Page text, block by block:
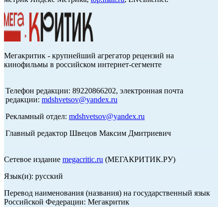
Мегакритик - крупнейший агрегатор рецензий на
кинофильмы в российском интернет-сегменте
Телефон редакции: 89220866202, электронная почта
редакции: mdshvetsov@yandex.ru
Рекламный отдел: mdshvetsov@yandex.ru
Главный редактор Швецов Максим Дмитриевич
Сетевое издание megacritic.ru (МЕГАКРИТИК.РУ)
Язык(и): русский
Перевод наименования (названия) на государственный язык
Российской Федерации: Мегакритик